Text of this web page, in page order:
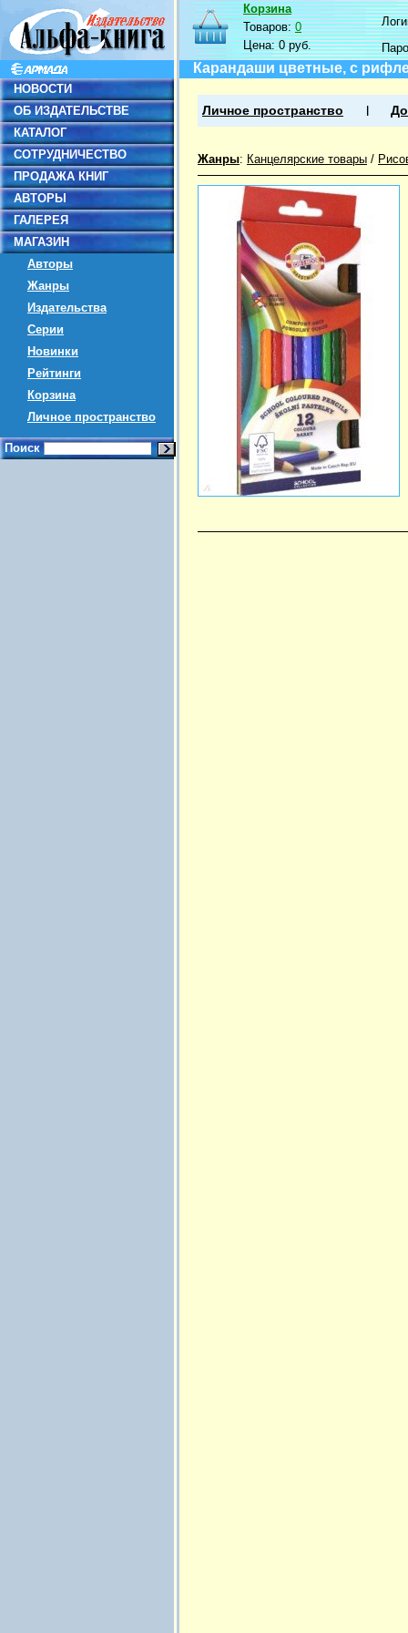
НОВОСТИ
ОБ ИЗДАТЕЛЬСТВЕ
КАТАЛОГ
СОТРУДНИЧЕСТВО
ПРОДАЖА КНИГ
АВТОРЫ
ГАЛЕРЕЯ
МАГАЗИН
Авторы
Жанры
Издательства
Серии
Новинки
Рейтинги
Корзина
Личное пространство
Поиск
Корзина
Товаров:0
Цена:0 руб.
Карандаши цветные, с
Личное пространство
Жанры: Канцелярские товары /